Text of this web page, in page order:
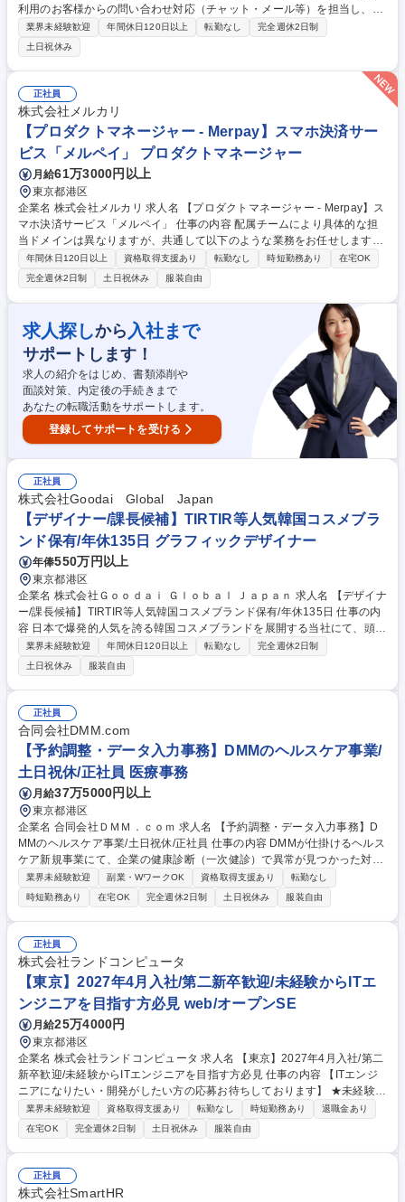
利用のお客様からの問い合わせ対応（チャット・メール等）を担当し、ユ
ーザーの声からプロダクト改善にも貢献いただきます。 【具体的には】 ■
お客様からの問い合わせに対するチャットやメールでのサポート対応 ■顧
客の声を収集し、開発チーム（エンジニア等）へのフィードバック ■自己
解決率向上のためのFAQやマニュアルの改善・作成 ※顧客に最も近い存在
として、プロダクトの成長とユーザー体験の向上を直接的に支えます。 募
集職種 【カスタマーサポート】在宅可／マネーフォワードクラウド
業界未経験歓迎 年間休日120日以上 転勤なし
完全週休2日制
土日祝休み
正社員
株式会社メルカリ
【プロダクトマネージャー - Merpay】スマホ決済サー
ビス「メルペイ」 プロダクトマネージャー
月給61万3000円以上
東京都港区
企業名 株式会社メルカリ 求人名 【プロダクトマネージャー - Merpay】ス
マホ決済サービス「メルペイ」 仕事の内容 配属チームにより具体的な担
当ドメインは異なりますが、共通して以下のような業務をお任せします。
決済･加盟店体験(マーチャント)チーム/Payment Creditチーム/Experience
Productチーム/Platform Product チーム ■グループ全体のロードマップや
各事業の成長計画を踏まえた、担当ドメインのプロダクトロードマップの
策定 ■ロードマップに基づいた開発計画の立案 ■要件定義から開発リー
ド、ローンチ、成果創出までのプロジェクトマネジメント（スケジュール
の線引き、開発進行管理、予実管理を含む） ■ビジネス要件・お客さま／
加盟店・パートナーからの要望をもとに、エンジニアと協働した仕様の具
体化※続きはその他労働条件備考へ 募集職種 【プロダクトマネージャー -
Merpay】スマホ決済サービス「メルペイ」
年間休日120日以上 資格取得支援あり 転勤なし 時短勤務あり
在宅OK
完全週休2日制
土日祝休み 服装自由
求人探しから 入社まで
サポートします！
求人の紹介をはじめ、書類添削や
面談対策、内定後の手続きまで
あなたの転職活動をサポートします。
登録してサポートを受ける
正社員
株式会社Goodai Global Japan
【デザイナー/課長候補】TIRTIR等人気韓国コスメブラ
ンド保有/年休135日 グラフィックデザイナー
年俸550万円以上
東京都港区
企業名 株式会社Ｇｏｏｄａｉ Ｇｌｏｂａｌ Ｊａｐａｎ 求人名 【デザイナ
ー/課長候補】TIRTIR等人気韓国コスメブランド保有/年休135日 仕事の内
容 日本で爆発的人気を誇る韓国コスメブランドを展開する当社にて、頭販
促物デザインを担当いただきます。店頭で使用するPOPや装飾物のデザイ
ン制作から印刷会社への発注まで一貫してお任せします。 【詳細】■店頭
で展開する化粧品の販促エリアで使用する紙ベースの装飾物やPOPのデザ
イン制作■モデルイメージやブランドロゴを活用した販促物のデザイン企
画■デザイン完成後の印刷会社への発注業務■その他、名刺等の社内デザイ
ン業務 等 募集職種 【デザイナー/課長候補】TIRTIR等人気韓国コスメブラ
ンド保有/年休135日
業界未経験歓迎 年間休日120日以上 転勤なし
完全週休2日制
土日祝休み
服装自由
正社員
合同会社DMM.com
【予約調整・データ入力事務】DMMのヘルスケア事業/
土日祝休/正社員 医療事務
月給37万5000円以上
東京都港区
企業名 合同会社ＤＭＭ．ｃｏｍ 求人名 【予約調整・データ入力事務】D
MMのヘルスケア事業/土日祝休/正社員 仕事の内容 DMMが仕掛けるヘルス
ケア新規事業にて、企業の健康診断（一次健診）で異常が見つかった対象
者へ、詳細な検査（二次健診）の受診を促すアプローチや、受診に向けた
予約日程の調整、データ入力を担当します。 健康を守るため、未受診の方
へ電話やメールで必要性を伝え受診枠を調整する、社会貢献度の高い事務
職です。■対象者抽出：一次健診結果から対象者をリスト化■受診勧奨・調
整：未申込者へ理由をヒアリングし、受診枠の確保・日程調整や質問回答
（※医療機関との調整や請求業務はなし） ■データ入力：健診結果の回収
と入力、行政提出書類の修正依頼■他部門連携：提携医療機関や社内医療
チームへの連絡案内 募集職種 【予約調整・データ入力事務】DMMのヘル
スケア事業/土日祝休/正社員
業界未経験歓迎 副業・WワークOK 資格取得支援あり
転勤なし
時短勤務あり
在宅OK 完全週休2日制 土日祝休み 服装自由
正社員
株式会社ランドコンピュータ
【東京】2027年4月入社/第二新卒歓迎/未経験からITエ
ンジニアを目指す方必見 web/オープンSE
月給25万4000円
東京都港区
企業名 株式会社ランドコンピュータ 求人名 【東京】2027年4月入社/第二
新卒歓迎/未経験からITエンジニアを目指す方必見 仕事の内容 【ITエンジ
ニアになりたい・開発がしたい方の応募お待ちしております】 ★未経験歓
迎/開発実務経験は不問 ★教育・研修制度が充実し、“教育のランド”といわ
れる当社でSEとして確実に成長しませんか。 ■4月1日に新卒者と一緒に
ご入社頂き、新人教育で共に習熟頂きます。 第二新卒の方でもスタートし
やすく、また、配属後もOJTトレーナーがサポート致します。【魅力】新
人教育を含め研修環境が充実しております。(技術研修・ヒューマンスキ
ルなど)3か月の新人教育期間でも資格にチャレンジいただきますが、専門
業界未経験歓迎 資格取得支援あり 転勤なし 時短勤務あり
退職金あり
在宅OK
完全週休2日制 土日祝休み 服装自由
正社員
株式会社SmartHR